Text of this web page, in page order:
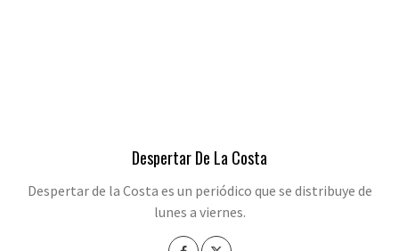
Despertar De La Costa
Despertar de la Costa es un periódico que se distribuye de
lunes a viernes.